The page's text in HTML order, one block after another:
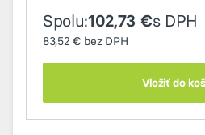
Spolu:102,73 €s DPH
83,52 € bez DPH
Vložiť do